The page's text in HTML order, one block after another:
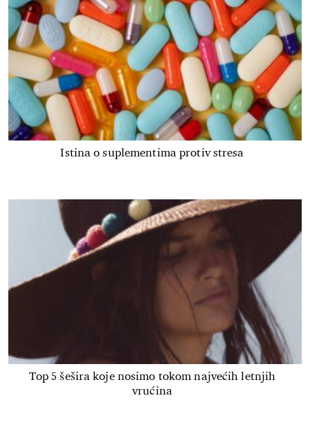
Istina o suplementima protiv stresa
Top 5 šešira koje nosimo tokom najvećih letnjih
vrućina